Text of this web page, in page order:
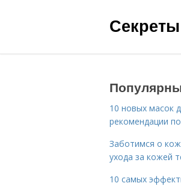
10 новых масок
рекомендации
Заботимся о
ухода за кожей
10 самых